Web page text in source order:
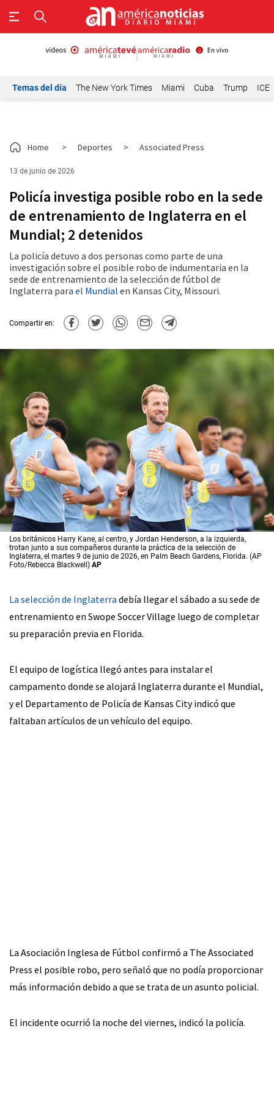
Temas del día The New York Times Miami Cuba Trump ICE
Home > Deportes > Associated Press
13 de junio de 2026
Policía investiga posible robo en la sede
de entrenamiento de Inglaterra en el
Mundial; 2 detenidos
La policía detuvo a dos personas como parte de una
investigación sobre el posible robo de indumentaria en la
sede de entrenamiento de la selección de fútbol de
Inglaterra para el Mundial en Kansas City, Missouri.
Compartir en:
Los británicos Harry Kane, al centro, y Jordan Henderson, a la izquierda,
trotan junto a sus compañeros durante la práctica de la selección de
Inglaterra, el martes 9 de junio de 2026, en Palm Beach Gardens, Florida. (AP
Foto/Rebecca Blackwell) AP
La selección de Inglaterra debía llegar el sábado a su sede de
entrenamiento en Swope Soccer Village luego de completar
su preparación previa en Florida.
El equipo de logística llegó antes para instalar el
campamento donde se alojará Inglaterra durante el Mundial,
y el Departamento de Policía de Kansas City indicó que
faltaban artículos de un vehículo del equipo.
La Asociación Inglesa de Fútbol confirmó a The Associated
Press el posible robo, pero señaló que no podía proporcionar
más información debido a que se trata de un asunto policial.
El incidente ocurrió la noche del viernes, indicó la policía.